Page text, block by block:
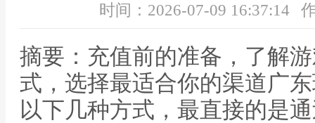
时间：2026-07-09 16:37:14
摘要：充值前的准备，了解
式，选择最适合你的渠道广
以下几种方式，最直接的是